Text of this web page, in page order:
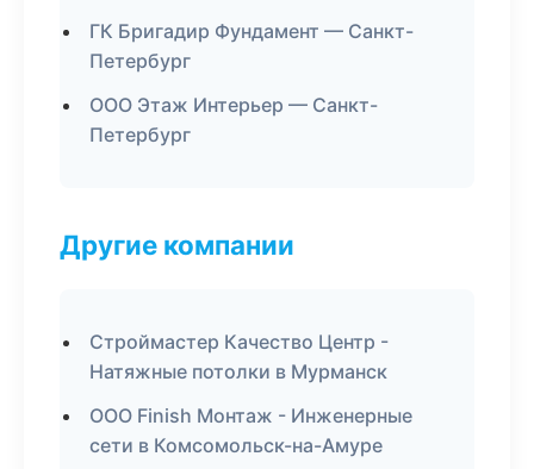
ГК Бригадир Фундамент — Санкт-
Петербург
ООО Этаж Интерьер — Санкт-
Петербург
Другие компании
Строймастер Качество Центр -
Натяжные потолки в Мурманск
ООО Finish Монтаж - Инженерные
сети в Комсомольск-на-Амуре